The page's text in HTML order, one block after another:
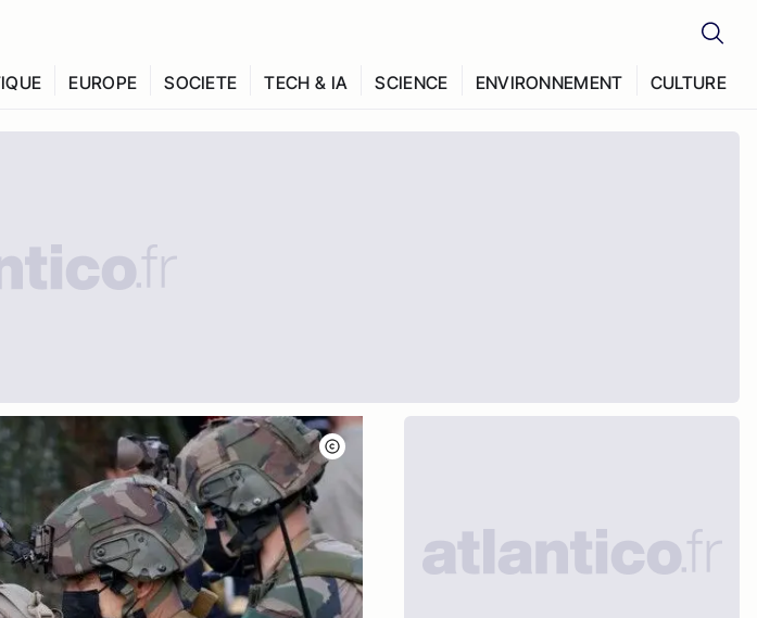
EUROPE SOCIETE TECH & IA SCIENCE ENVIRONNEMENT CULTURE